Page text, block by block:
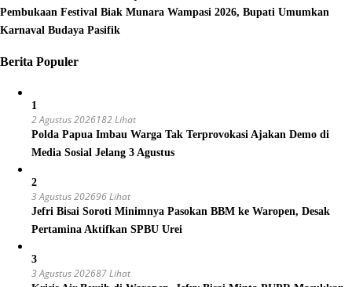
Pembukaan Festival Biak Munara Wampasi 2026, Bupati Umumkan
Karnaval Budaya Pasifik
Berita Populer
1
2 Agustus 2026182 Lihat
Polda Papua Imbau Warga Tak Terprovokasi Ajakan Demo di
Media Sosial Jelang 3 Agustus
2
3 Agustus 202696 Lihat
Jefri Bisai Soroti Minimnya Pasokan BBM ke Waropen, Desak
Pertamina Aktifkan SPBU Urei
3
3 Agustus 202687 Lihat